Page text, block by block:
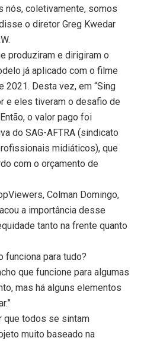
nós, coletivamente, somos
o diretor Greg Kwedar
produziram e dirigiram o
já aplicado com o filme
2021. Desta vez, em “Sing
e eles tiveram o desafio de
o valor pago foi
do SAG-AFTRA (sindicato
midiáticos), que
com o orçamento de
Colman Domingo,
a importância desse
tanto na frente quanto
funciona para tudo?
que funcione para algumas
mas há alguns elementos
que todos se sintam
muito baseado na